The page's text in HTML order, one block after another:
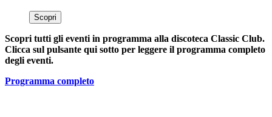
Scopri
Scopri tutti gli eventi in programma alla discoteca Classic Club.
Clicca sul pulsante qui sotto per leggere il programma completo
degli eventi.
Programma completo